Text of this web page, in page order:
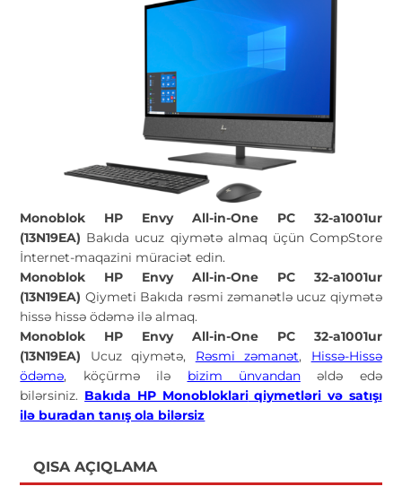
Monoblok HP Envy All-in-One PC 32-a1001ur
(13N19EA) Bakıda ucuz qiymətə almaq üçün CompStore
İnternet-maqazini müraciət edin.
Monoblok HP Envy All-in-One PC 32-a1001ur
(13N19EA) Qiymeti Bakıda rəsmi zəmanətlə ucuz qiymətə
hissə hissə ödəmə ilə almaq.
Monoblok HP Envy All-in-One PC 32-a1001ur
(13N19EA) Ucuz qiymətə, Rəsmi zəmanət, Hissə-Hissə
ödəmə, köçürmə ilə bizim ünvandanəldə edə
bilərsiniz. Bakıda HP Monobloklariqiymetləri və satışı
ilə buradan tanış ola bilərsiz
QISA AÇIQLAMA